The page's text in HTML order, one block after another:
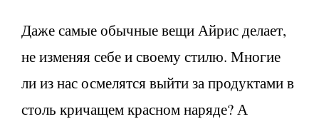
Даже самые обычные вещи Айрис делает,
не изменяя себе и своему стилю. Многие
ли из нас осмелятся выйти за продуктами в
столь кричащем красном наряде? А